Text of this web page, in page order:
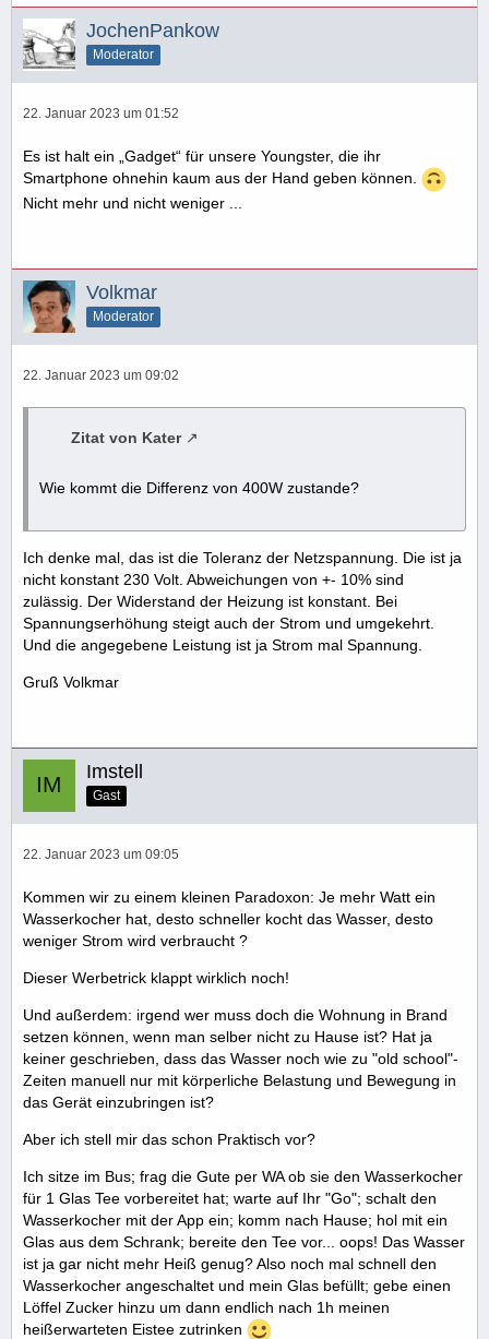
JochenPankow
Moderator
22. Januar 2023 um 01:52
Es ist halt ein „Gadget“ für unsere Youngster, die ihr
Smartphone ohnehin kaum aus der Hand geben können.
Nicht mehr und nicht weniger ...
Volkmar
Moderator
22. Januar 2023 um 09:02
Zitat von Kater
Wie kommt die Differenz von 400W zustande?
Ich denke mal, das ist die Toleranz der Netzspannung. Die ist ja
nicht konstant 230 Volt. Abweichungen von +- 10% sind
zulässig. Der Widerstand der Heizung ist konstant. Bei
Spannungserhöhung steigt auch der Strom und umgekehrt.
Und die angegebene Leistung ist ja Strom mal Spannung.
Gruß Volkmar
Imstell
Gast
22. Januar 2023 um 09:05
Kommen wir zu einem kleinen Paradoxon: Je mehr Watt ein
Wasserkocher hat, desto schneller kocht das Wasser, desto
weniger Strom wird verbraucht ?
Dieser Werbetrick klappt wirklich noch!
Und außerdem: irgend wer muss doch die Wohnung in Brand
setzen können, wenn man selber nicht zu Hause ist? Hat ja
keiner geschrieben, dass das Wasser noch wie zu "old school"-
Zeiten manuell nur mit körperliche Belastung und Bewegung in
das Gerät einzubringen ist?
Aber ich stell mir das schon Praktisch vor?
Ich sitze im Bus; frag die Gute per WA ob sie den Wasserkocher
für 1 Glas Tee vorbereitet hat; warte auf Ihr "Go"; schalt den
Wasserkocher mit der App ein; komm nach Hause; hol mit ein
Glas aus dem Schrank; bereite den Tee vor... oops! Das Wasser
ist ja gar nicht mehr Heiß genug? Also noch mal schnell den
Wasserkocher angeschaltet und mein Glas befüllt; gebe einen
Löffel Zucker hinzu um dann endlich nach 1h meinen
heißerwarteten Eistee zutrinken